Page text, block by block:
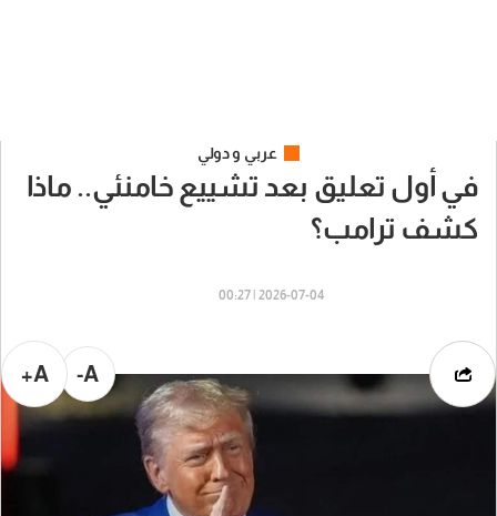
عربي و دولي
في أول تعليق بعد تشييع خامنئي.. ماذا
كشف ترامب؟
2026-07-04 | 00:27
A-
A+